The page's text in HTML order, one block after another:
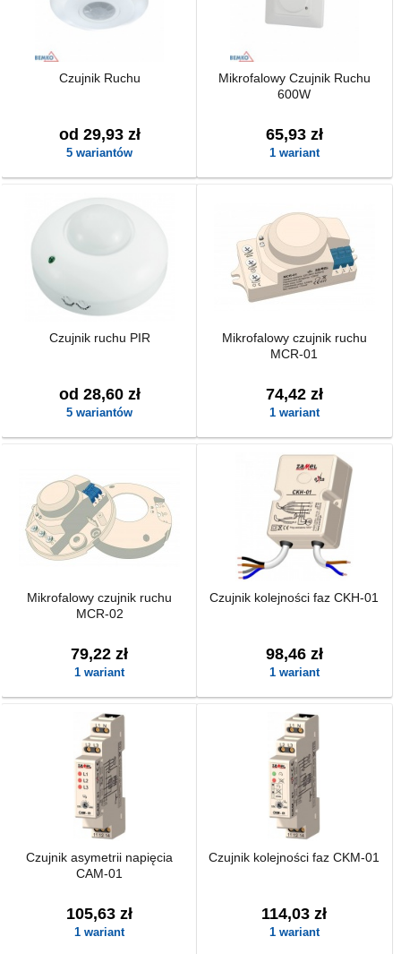
Czujnik Ruchu
od 29,93 zł
5 wariantów
Mikrofalowy Czujnik Ruchu
600W
65,93 zł
1 wariant
Czujnik ruchu PIR
od 28,60 zł
5 wariantów
Mikrofalowy czujnik ruchu
MCR-01
74,42 zł
1 wariant
Mikrofalowy czujnik ruchu
MCR-02
79,22 zł
1 wariant
Czujnik kolejności faz CKH-01
98,46 zł
1 wariant
Czujnik asymetrii napięcia
CAM-01
105,63 zł
1 wariant
Czujnik kolejności faz CKM-01
114,03 zł
1 wariant